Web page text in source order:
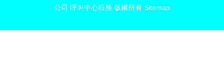
公司 呼叫中心服務 版權所有 Sitemap